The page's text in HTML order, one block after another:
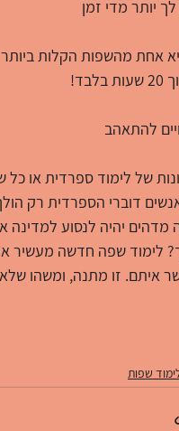
אחת מהשפות הקלות
של לימוד ספרדית או כל
דוברי הספרדית רק
מדהים יהיה לנסוע
לימוד שפה חדשה מעשיר
איתם. זו מתנה, ומשהו
שפות